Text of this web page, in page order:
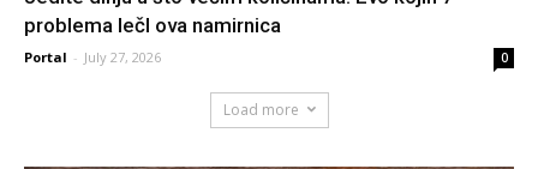
problema lečI ova namirnica
Portal - July 27, 2026 0
Load more